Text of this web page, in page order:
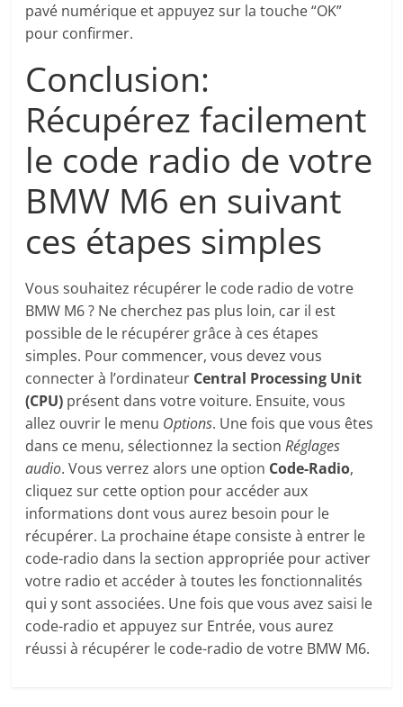
pavé numérique et appuyez sur la touche “OK”
pour confirmer.
Conclusion:
Récupérez facilement
le code radio de votre
BMW M6 en suivant
ces étapes simples
Vous souhaitez récupérer le code radio de votre
BMW M6 ? Ne cherchez pas plus loin, car il est
possible de le récupérer grâce à ces étapes
simples. Pour commencer, vous devez vous
connecter à l’ordinateur Central Processing Unit
(CPU) présent dans votre voiture. Ensuite, vous
allez ouvrir le menu Options. Une fois que vous êtes
dans ce menu, sélectionnez la sectionRéglages
audio. Vous verrez alors une option Code-Radio,
cliquez sur cette option pour accéder aux
informations dont vous aurez besoin pour le
récupérer. La prochaine étape consiste à entrer le
code-radio dans la section appropriée pour activer
votre radio et accéder à toutes les fonctionnalités
qui y sont associées. Une fois que vous avez saisi le
code-radio et appuyez sur Entrée, vous aurez
réussi à récupérer le code-radio de votre BMW M6.